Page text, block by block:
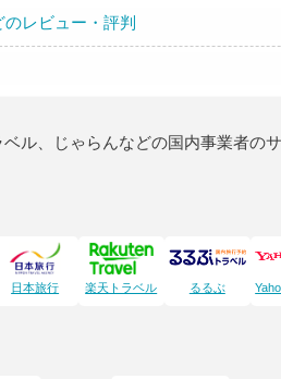
レビュー・評判
ル、じゃらんなどの国内事業者の
日本旅行 楽天トラベル るるぶ